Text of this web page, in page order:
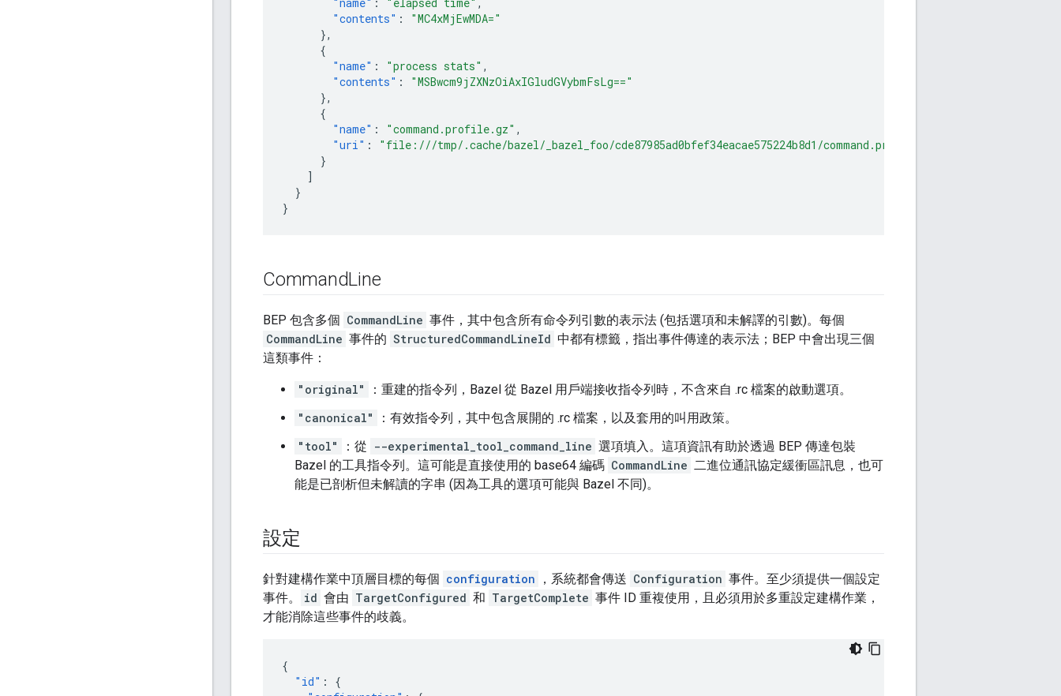
"contents" :
"MC4xMjEwMDA="
},
{
"name" : "process stats" ,
"contents" :
"MSBwcm9jZXNzOiAxIGludGVybmFsLg=="
},
{
"name" : "command.profile.gz" ,
"uri" :
"file:///tmp/.cache/bazel/_bazel_foo/cde87985ad0bfef34eacae575224b8d1/command.profile.gz"
}
]
}
}
CommandLine
BEP 包含多個 CommandLine 事件，其中包含所有命令列引數的表示法 (包括選項和未解譯的引數)。每個
CommandLine 事件的 StructuredCommandLineId 中都有標籤，指出事件傳達的表示法；BEP 中會出現三個
這類事件：
"original"
：重建的指令列，Bazel 從 Bazel 用戶端接收指令列時，不含來自 .rc 檔案的啟動選項。
"canonical"
：有效指令列，其中包含展開的 .rc 檔案，以及套用的叫用政策。
"tool"
：從 --experimental_tool_command_line 選項填入。這項資訊有助於透過 BEP 傳達包裝
Bazel 的工具指令列。這可能是直接使用的 base64 編碼 CommandLine 二進位通訊協定緩衝區訊息，也可
能是已剖析但未解讀的字串 (因為工具的選項可能與 Bazel 不同)。
設定
針對建構作業中頂層目標的每個 configuration ，系統都會傳送 Configuration 事件。至少須提供一個設定
事件。
id 會由 TargetConfigured 和 TargetComplete 事件 ID 重複使用，且必須用於多重設定建構作業，
才能消除這些事件的歧義。
{
"id" :
{